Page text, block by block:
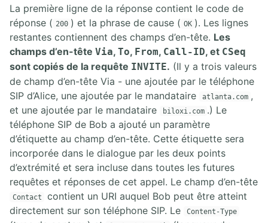
La première ligne de la réponse contient le code de
réponse ( 200 ) et la phrase de cause ( OK ). Les lignes
restantes contiennent des champs d’en-tête. Les
champs d’en-tête Via, To, From, Call-ID, et CSeq
sont copiés de la requête INVITE. (Il y a trois valeurs
de champ d’en-tête Via - une ajoutée par le téléphone
SIP d’Alice, une ajoutée par le mandataire
atlanta.com ,
et une ajoutée par le mandataire
biloxi.com .) Le
téléphone SIP de Bob a ajouté un paramètre
d’étiquette au champ d’en-tête. Cette étiquette sera
incorporée dans le dialogue par les deux points
d’extrémité et sera incluse dans toutes les futures
requêtes et réponses de cet appel. Le champ d’en-tête
Contact
contient un URI auquel Bob peut être atteint
directement sur son téléphone SIP. Le
Content-Type